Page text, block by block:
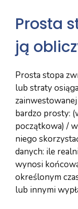
Prosta
ją
Prosta stopa
lub straty
bardzo prosty:
początkowa) /
niego
danych: ile
wynosi
określonym
lub innymi